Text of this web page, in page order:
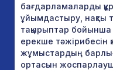
бағдарламаларды
ұйымдастыру, нақты
тақырыптар
ерекше тәжірибесін
жұмыстардың
ортасын